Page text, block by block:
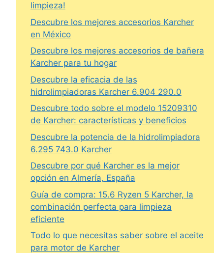
limpieza!
Descubre los mejores accesorios Karcher
en México
Descubre los mejores accesorios de bañera
Karcher para tu hogar
Descubre la eficacia de las
hidrolimpiadoras Karcher 6.904 290.0
Descubre todo sobre el modelo 15209310
de Karcher: características y beneficios
Descubre la potencia de la hidrolimpiadora
6.295 743.0 Karcher
Descubre por qué Karcher es la mejor
opción en Almería, España
Guía de compra: 15.6 Ryzen 5 Karcher, la
combinación perfecta para limpieza
eficiente
Todo lo que necesitas saber sobre el aceite
para motor de Karcher